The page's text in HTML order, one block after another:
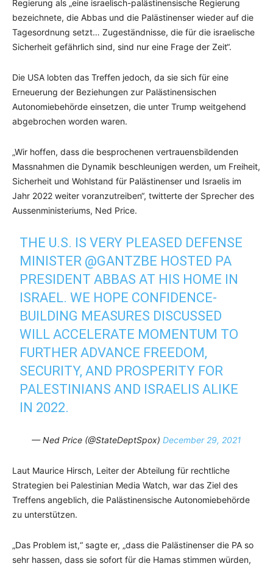
Regierung als „eine israelisch-palästinensische Regierung
bezeichnete, die Abbas und die Palästinenser wieder auf die
Tagesordnung setzt… Zugeständnisse, die für die israelische
Sicherheit gefährlich sind, sind nur eine Frage der Zeit“.
Die USA lobten das Treffen jedoch, da sie sich für eine
Erneuerung der Beziehungen zur Palästinensischen
Autonomiebehörde einsetzen, die unter Trump weitgehend
abgebrochen worden waren.
„Wir hoffen, dass die besprochenen vertrauensbildenden
Massnahmen die Dynamik beschleunigen werden, um Freiheit,
Sicherheit und Wohlstand für Palästinenser und Israelis im
Jahr 2022 weiter voranzutreiben“, twitterte der Sprecher des
Aussenministeriums, Ned Price.
THE U.S. IS VERY PLEASED DEFENSE
MINISTER @GANTZBE HOSTED PA
PRESIDENT ABBAS AT HIS HOME IN
ISRAEL. WE HOPE CONFIDENCE-
BUILDING MEASURES DISCUSSED
WILL ACCELERATE MOMENTUM TO
FURTHER ADVANCE FREEDOM,
SECURITY, AND PROSPERITY FOR
PALESTINIANS AND ISRAELIS ALIKE
IN 2022.
— Ned Price (@StateDeptSpox) December 29, 2021
Laut Maurice Hirsch, Leiter der Abteilung für rechtliche
Strategien bei Palestinian Media Watch, war das Ziel des
Treffens angeblich, die Palästinensische Autonomiebehörde
zu unterstützen.
„Das Problem ist,“ sagte er, „dass die Palästinenser die PA so
sehr hassen, dass sie sofort für die Hamas stimmen würden,